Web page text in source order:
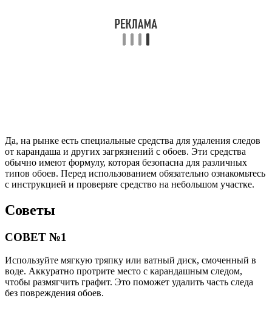
Да, на рынке есть специальные средства для удаления следов
от карандаша и других загрязнений с обоев. Эти средства
обычно имеют формулу, которая безопасна для различных
типов обоев. Перед использованием обязательно ознакомьтесь
с инструкцией и проверьте средство на небольшом участке.
Советы
СОВЕТ №1
Используйте мягкую тряпку или ватный диск, смоченный в
воде. Аккуратно протрите место с карандашным следом,
чтобы размягчить графит. Это поможет удалить часть следа
без повреждения обоев.